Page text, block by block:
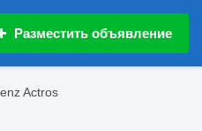
Разместить объявление
Actros